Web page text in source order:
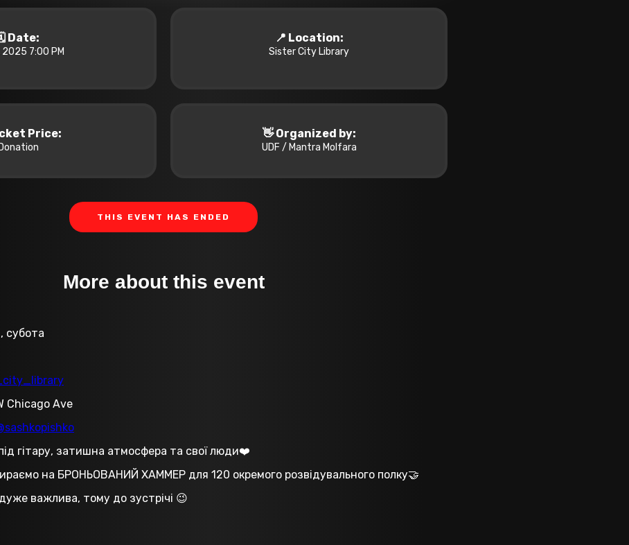
Date:
2025 7:00 PM
📍 Location:
Sister City Library
Price:
Donation
👋 Organized by:
UDF / Mantra Molfara
THIS EVENT HAS ENDED
More about this event
субота
Chicago Ave
гітару, затишна атмосфера та свої люди❤️
на БРОНЬОВАНИЙ ХАММЕР для 120 окремого розвідувального полку🤝
важлива, тому до зустрічі 😉